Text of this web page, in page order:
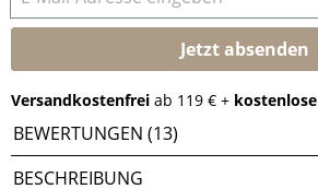
Jetzt absenden
Versandkostenfrei ab 119 € + kostenlose
BEWERTUNGEN (13)
BESCHREIBUNG